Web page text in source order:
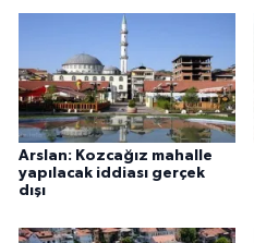
Arslan: Kozcağız mahalle
yapılacak iddiası gerçek
dışı